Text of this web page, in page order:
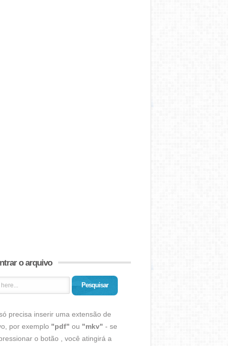
o arquivo
Pesquisar
precisa inserir uma extensão de
por exemplo "pdf" ou "mkv" - se
o botão , você atingirá a